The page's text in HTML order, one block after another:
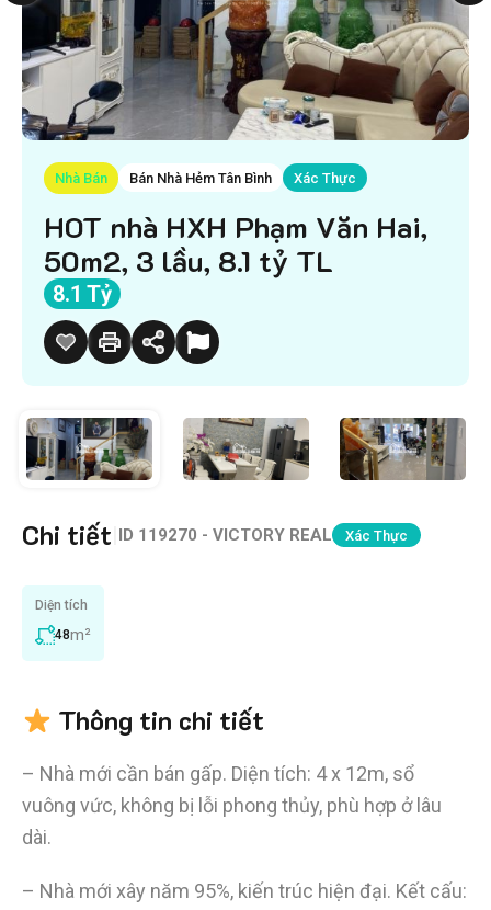
Nhà Bán Bán Nhà Hẻm Tân Bình Xác Thực
HOT nhà HXH Phạm Văn Hai,
50m2, 3 lầu, 8.1 tỷ TL
8.1 Tỷ
Chi tiết ID 119270 - VICTORY REAL Xác Thực
Diện tích
48m²
Thông tin chi tiết
– Nhà mới cần bán gấp. Diện tích: 4 x 12m, sổ
vuông vức, không bị lỗi phong thủy, phù hợp ở lâu
dài.
– Nhà mới xây năm 95%, kiến trúc hiện đại. Kết cấu: